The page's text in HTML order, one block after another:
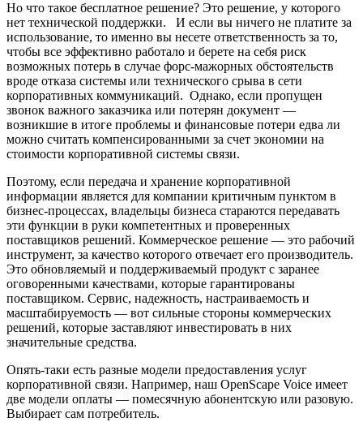
Но что такое бесплатное решение? Это решение, у которого
нет технической поддержки. И если вы ничего не платите за
использование, то именно вы несете ответственность за то,
чтобы все эффективно работало и берете на себя риск
возможных потерь в случае форс-мажорных обстоятельств
вроде отказа системы или технического срыва в сети
корпоративных коммуникаций. Однако, если пропущен
звонок важного заказчика или потерян документ —
возникшие в итоге проблемы и финансовые потери едва ли
можно считать компенсированными за счет экономии на
стоимости корпоративной системы связи.
Поэтому, если передача и хранение корпоративной
информации является для компании критичным пунктом в
бизнес-процессах, владельцы бизнеса стараются передавать
эти функции в руки компетентных и проверенных
поставщиков решений. Коммерческое решение — это рабочий
инструмент, за качество которого отвечает его производитель.
Это обновляемый и поддерживаемый продукт с заранее
оговоренными качествами, которые гарантированы
поставщиком. Сервис, надежность, настраиваемость и
масштабируемость — вот сильные стороны коммерческих
решений, которые заставляют инвестировать в них
значительные средства.
Опять-таки есть разные модели предоставления услуг
корпоративной связи. Например, наш OpenSсape Voice имеет
две модели оплаты — помесячную абонентскую или разовую.
Выбирает сам потребитель.